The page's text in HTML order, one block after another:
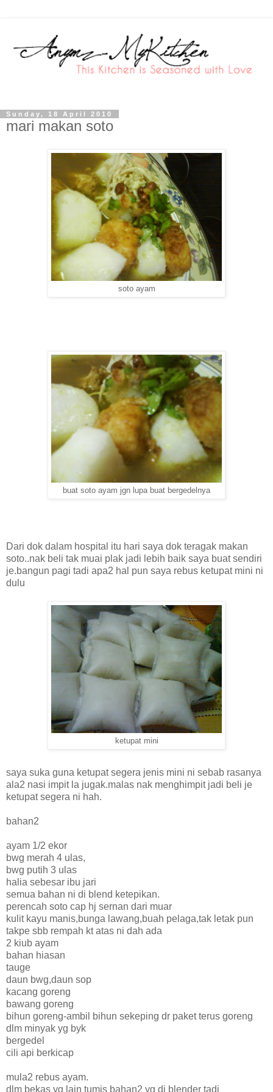
Sunday, 18 April 2010
mari makan soto
soto ayam
buat soto ayam jgn lupa buat bergedelnya
Dari dok dalam hospital itu hari saya dok teragak makan
soto..nak beli tak muai plak jadi lebih baik saya buat sendiri
je.bangun pagi tadi apa2 hal pun saya rebus ketupat mini ni
dulu
ketupat mini
saya suka guna ketupat segera jenis mini ni sebab rasanya
ala2 nasi impit la jugak.malas nak menghimpit jadi beli je
ketupat segera ni hah.
bahan2
ayam 1/2 ekor
bwg merah 4 ulas,
bwg putih 3 ulas
halia sebesar ibu jari
semua bahan ni di blend ketepikan.
perencah soto cap hj sernan dari muar
kulit kayu manis,bunga lawang,buah pelaga,tak letak pun
takpe sbb rempah kt atas ni dah ada
2 kiub ayam
bahan hiasan
tauge
daun bwg,daun sop
kacang goreng
bawang goreng
bihun goreng-ambil bihun sekeping dr paket terus goreng
dlm minyak yg byk
bergedel
cili api berkicap
mula2 rebus ayam.
dlm bekas yg lain tumis bahan2 yg di blender tadi